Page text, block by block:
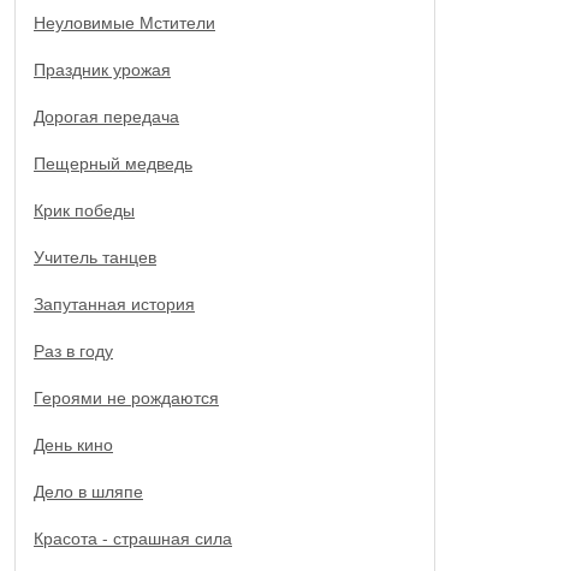
Неуловимые Мстители
Праздник урожая
Дорогая передача
Пещерный медведь
Крик победы
Учитель танцев
Запутанная история
Раз в году
Героями не рождаются
День кино
Дело в шляпе
Красота - страшная сила